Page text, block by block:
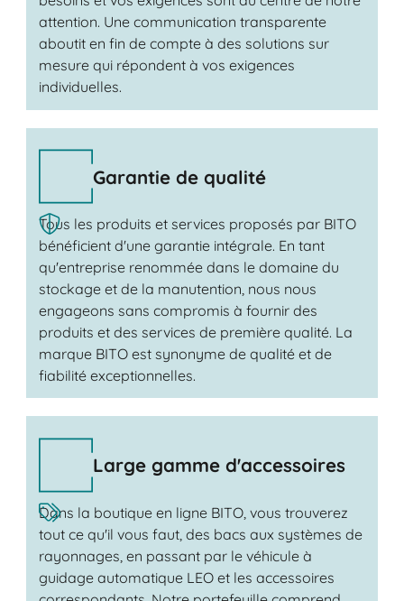
attention. Une communication transparente
aboutit en fin de compte à des solutions sur
mesure qui répondent à vos exigences
individuelles.
Garantie de qualité
Tous les produits et services proposés par BITO
bénéficient d'une garantie intégrale. En tant
qu'entreprise renommée dans le domaine du
stockage et de la manutention, nous nous
engageons sans compromis à fournir des
produits et des services de première qualité. La
marque BITO est synonyme de qualité et de
fiabilité exceptionnelles.
Large gamme d'accessoires
Dans la boutique en ligne BITO, vous trouverez
tout ce qu'il vous faut, des bacs aux systèmes de
rayonnages, en passant par le véhicule à
guidage automatique LEO et les accessoires